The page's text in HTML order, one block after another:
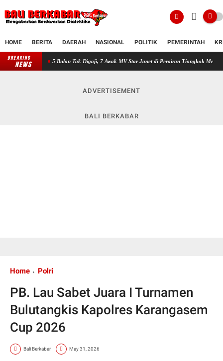
HOME BERITA DAERAH NASIONAL POLITIK PEMERINTAH
BREAKING
NEWS
5 Bulan Tak Digaji, 7 Awak MV Star Janet di Perairan Tiongkok Mengaku Menunggu
ADVERTISEMENT
BALI BERKABAR
Home Polri
PB. Lau Sabet Juara I Turnamen
Bulutangkis Kapolres Karangasem
Cup 2026
Bali Berkabar May 31, 2026